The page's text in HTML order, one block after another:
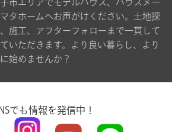
市エリアでモデルハウス、ハウスメー
タホームへお声がけください。土地探
施工、アフターフォローまで一貫して
いただきます。より良い暮らし、より
始めませんか？
でも情報を発信中！